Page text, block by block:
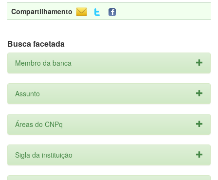
Compartilhamento
Busca facetada
Membro da banca
Assunto
Áreas do CNPq
Sigla da instituição